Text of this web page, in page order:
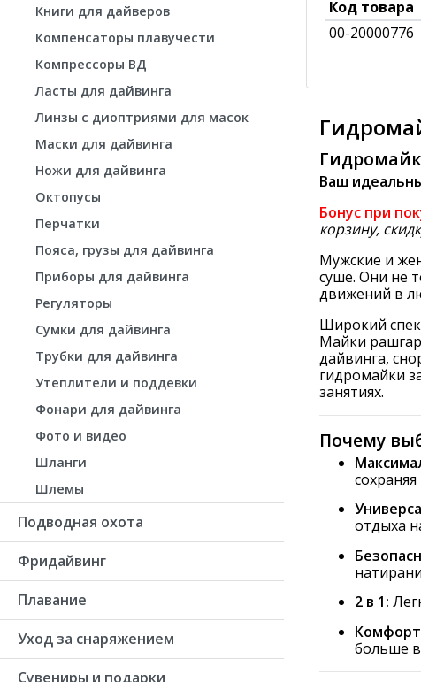
Книги для дайверов
Компенсаторы плавучести
Компрессоры ВД
Ласты для дайвинга
Линзы с диоптриями для масок
Маски для дайвинга
Ножи для дайвинга
Октопусы
Перчатки
Пояса, грузы для дайвинга
Приборы для дайвинга
Регуляторы
Сумки для дайвинга
Трубки для дайвинга
Утеплители и поддевки
Фонари для дайвинга
Фото и видео
Шланги
Шлемы
Подводная охота
Фридайвинг
Плавание
Уход за снаряжением
Сувениры и подарки
Код товара
00-20000776
Ваш
Бонус при
корзину,
Мужские и
суше. Они не
движений в
Широкий
Майки
дайвинга,
гидромайки
занятиях.
Почему
отдыха
2 в 1:
больше